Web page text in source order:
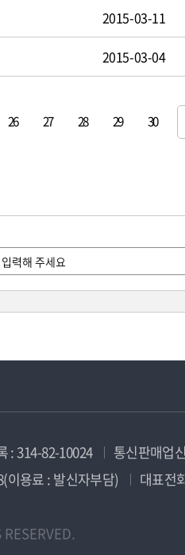
2015-03-11
2015-03-04
26 27 28 29 30
: 314-82-10024
통신판매업
이용료 : 발신자부담)
대표전